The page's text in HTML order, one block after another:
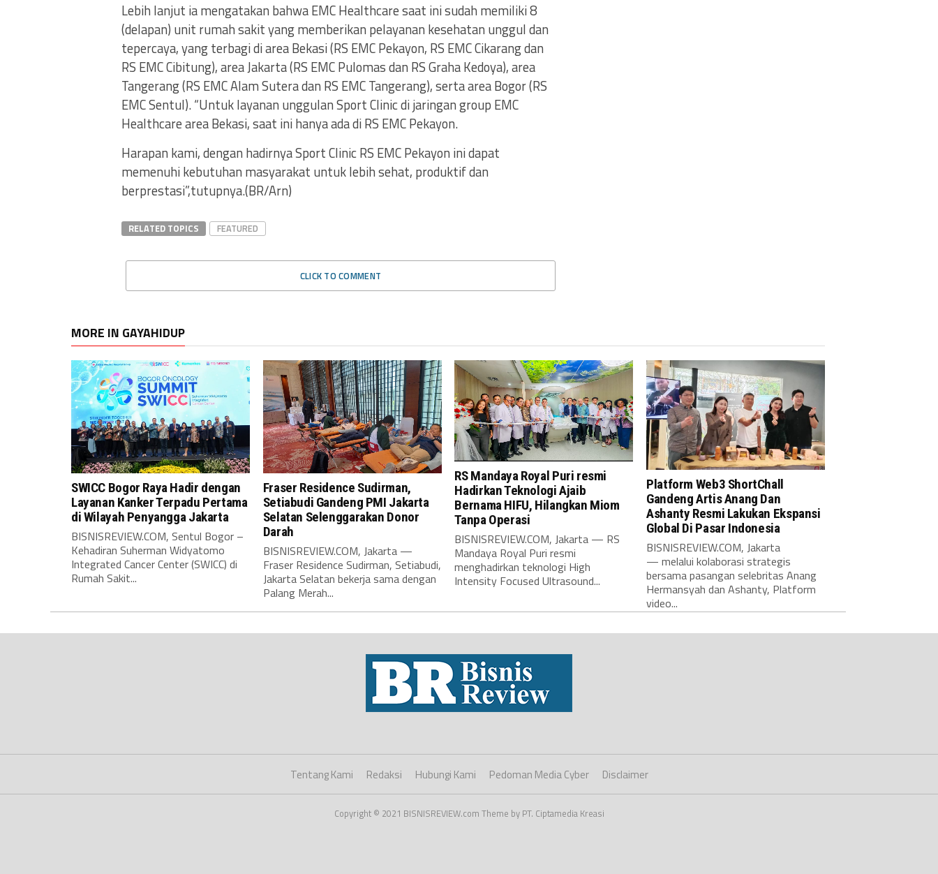
Lebih lanjut ia mengatakan bahwa EMC Healthcare saat ini sudah memiliki 8
(delapan) unit rumah sakit yang memberikan pelayanan kesehatan unggul dan
tepercaya, yang terbagi di area Bekasi (RS EMC Pekayon, RS EMC Cikarang dan
RS EMC Cibitung), area Jakarta (RS EMC Pulomas dan RS Graha Kedoya), area
Tangerang (RS EMC Alam Sutera dan RS EMC Tangerang), serta area Bogor (RS
EMC Sentul). “Untuk layanan unggulan Sport Clinic di jaringan group EMC
Healthcare area Bekasi, saat ini hanya ada di RS EMC Pekayon.
Harapan kami, dengan hadirnya Sport Clinic RS EMC Pekayon ini dapat
memenuhi kebutuhan masyarakat untuk lebih sehat, produktif dan
berprestasi”,tutupnya.(BR/Arn)
RELATED TOPICS FEATURED
CLICK TO COMMENT
MORE IN GAYAHIDUP
SWICC Bogor Raya Hadir dengan
Layanan Kanker Terpadu Pertama
di Wilayah Penyangga Jakarta
BISNISREVIEW.COM, Sentul Bogor –
Kehadiran Suherman Widyatomo
Integrated Cancer Center (SWICC) di
Rumah Sakit...
Fraser Residence Sudirman,
Setiabudi Gandeng PMI Jakarta
Selatan Selenggarakan Donor
Darah
BISNISREVIEW.COM, Jakarta —
Fraser Residence Sudirman, Setiabudi,
Jakarta Selatan bekerja sama dengan
Palang Merah...
RS Mandaya Royal Puri resmi
Hadirkan Teknologi Ajaib
Bernama HIFU, Hilangkan Miom
Tanpa Operasi
BISNISREVIEW.COM, Jakarta — RS
Mandaya Royal Puri resmi
menghadirkan teknologi High
Intensity Focused Ultrasound...
Platform Web3 ShortChall
Gandeng Artis Anang Dan
Ashanty Resmi Lakukan Ekspansi
Global Di Pasar Indonesia
BISNISREVIEW.COM, Jakarta
— melalui kolaborasi strategis
bersama pasangan selebritas Anang
Hermansyah dan Ashanty, Platform
video...
Tentang Kami Redaksi Hubungi Kami Pedoman Media Cyber Disclaimer
Copyright © 2021 BISNISREVIEW.com Theme by PT. Ciptamedia Kreasi